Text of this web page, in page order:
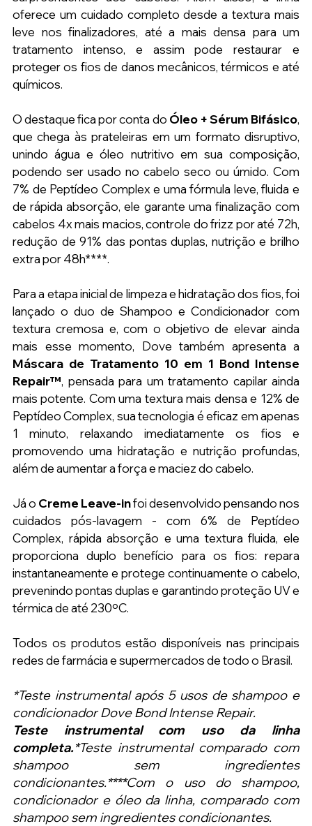
oferece um cuidado completo desde a textura mais
leve nos finalizadores, até a mais densa para um
tratamento intenso, e assim pode restaurar e
proteger os fios de danos mecânicos, térmicos e até
químicos.
O destaque fica por conta do Óleo + Sérum Bifásico,
que chega às prateleiras em um formato disruptivo,
unindo água e óleo nutritivo em sua composição,
podendo ser usado no cabelo seco ou úmido. Com
7% de Peptídeo Complex e uma fórmula leve, fluida e
de rápida absorção, ele garante uma finalização com
cabelos 4x mais macios, controle do frizz por até 72h,
redução de 91% das pontas duplas, nutrição e brilho
extra por 48h****.
Para a etapa inicial de limpeza e hidratação dos fios, foi
lançado o duo de Shampoo e Condicionador com
textura cremosa e, com o objetivo de elevar ainda
Máscara de Tratamento 10 em 1 Bond Intense
Repair™, pensada para um tratamento capilar ainda
mais potente. Com uma textura mais densa e 12% de
Peptídeo Complex, sua tecnologia é eficaz em apenas
1 minuto, relaxando imediatamente os fios e
promovendo uma hidratação e nutrição profundas,
além de aumentar a força e maciez do cabelo.
Já o Creme Leave-in foi desenvolvido pensando nos
cuidados pós-lavagem - com 6% de Peptídeo
Complex, rápida absorção e uma textura fluida, ele
proporciona duplo benefício para os fios: repara
instantaneamente e protege continuamente o cabelo,
prevenindo pontas duplas e garantindo proteção UV e
térmica de até 230ºC.
Todos os produtos estão disponíveis nas principais
redes de farmácia e supermercados de todo o Brasil.
*Teste instrumental após 5 usos de shampoo e
condicionador Dove Bond Intense Repair.
Teste instrumental com uso da linha
completa.*Teste instrumental comparado com
shampoo sem ingredientes
condicionantes.****Com o uso do shampoo,
condicionador e óleo da linha, comparado com
shampoo sem ingredientes condicionantes.